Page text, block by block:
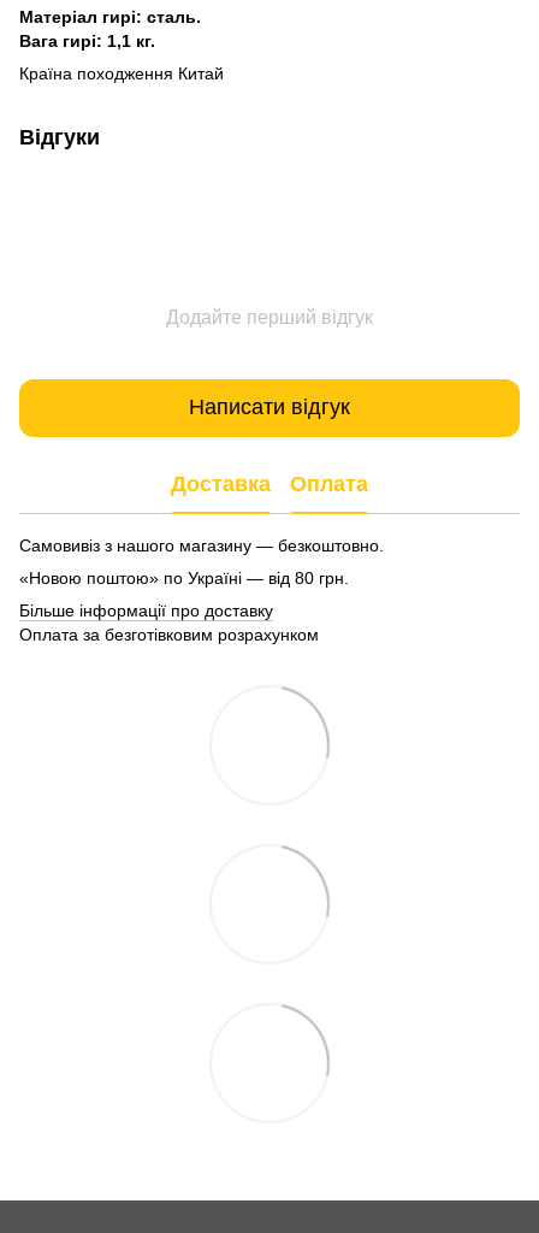
Матеріал гирі: сталь.
Вага гирі: 1,1 кг.
Країна походження Китай
Відгуки
Додайте перший відгук
Написати відгук
Доставка Оплата
Самовивіз з нашого магазину — безкоштовно.
«Новою поштою» по Україні — від 80 грн.
Більше інформації про доставку
Оплата за безготівковим розрахунком